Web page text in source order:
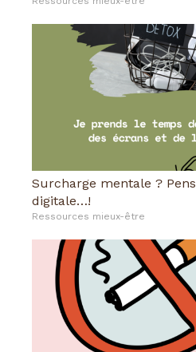
Surcharge mentale ?
digitale…!
Ressources mieux-être